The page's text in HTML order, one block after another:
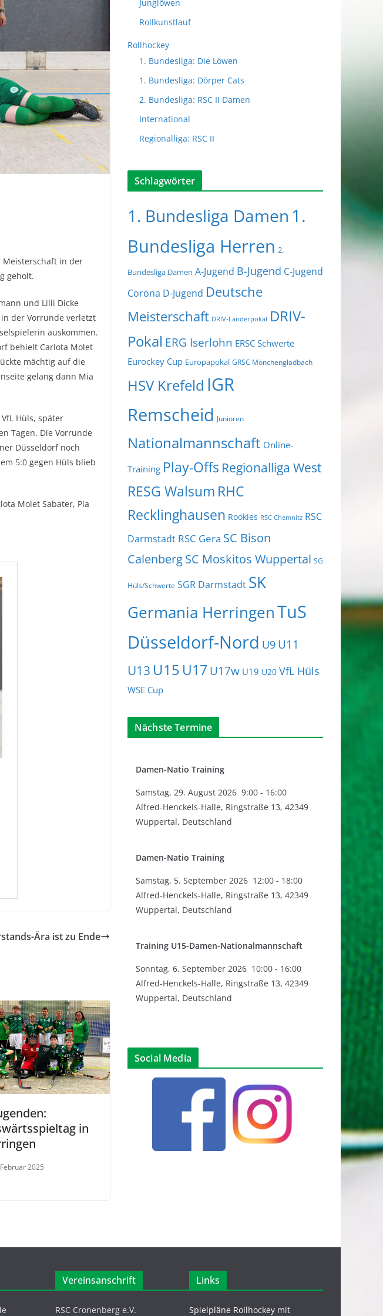
Meisterschaft in der
geholt.
und Lilli Dicke
der Vorrunde verletzt
auskommen.
behielt Carlota Molet
mächtig auf die
gelang dann Mia
Hüls, später
Tagen. Die Vorrunde
Düsseldorf noch
5:0 gegen Hüls blieb
Molet Sabater, Pia
Ära ist zu Ende
in
2025
Junglöwen
Rollkunstlauf
Rollhockey
1. Bundesliga: Die Löwen
1. Bundesliga: Dörper Cats
2. Bundesliga: RSC II Damen
International
Regionalliga: RSC II
Schlagwörter
1. Bundesliga Damen 1.
Bundesliga Herren 2.
Bundesliga Damen A-Jugend B-Jugend C-Jugend
Corona D-Jugend Deutsche
Meisterschaft DRIV-Länderpokal DRIV-
Pokal ERG Iserlohn ERSC Schwerte
Eurockey Cup Europapokal GRSC Mönchengladbach
HSV Krefeld IGR
Remscheid Junioren
Nationalmannschaft Online-
Training Play-Offs Regionalliga West
RESG Walsum RHC
Recklinghausen Rookies RSC Chemnitz RSC
Darmstadt RSC Gera SC Bison
CalenbergSC Moskitos Wuppertal SG
Hüls/Schwerte SGR Darmstadt SK
Germania HerringenTuS
Düsseldorf-Nord U9 U11
U13 U15 U17 U17w U19 U20 VfL Hüls
WSE Cup
Nächste Termine
Damen-Natio Training
Samstag, 29. August 2026 9:00 - 16:00
Alfred-Henckels-Halle, Ringstraße 13, 42349
Wuppertal, Deutschland
Damen-Natio Training
Samstag, 5. September 2026 12:00 - 18:00
Alfred-Henckels-Halle, Ringstraße 13, 42349
Wuppertal, Deutschland
Training U15-Damen-Nationalmannschaft
Sonntag, 6. September 2026 10:00 - 16:00
Alfred-Henckels-Halle, Ringstraße 13, 42349
Wuppertal, Deutschland
Social Media
Vereinsanschrift
RSC Cronenberg e.V.
Links
Spielpläne Rollhockey mit